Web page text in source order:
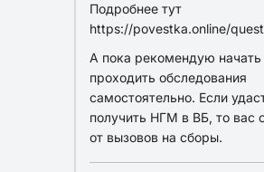
Подробнее тут
https://povestka.online/
А пока рекомендую начать
проходить обследования
самостоятельно. Если
получить НГМ в ВБ, то вас
от вызовов на сборы.